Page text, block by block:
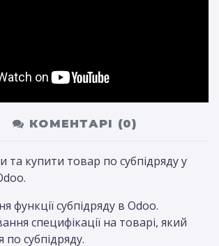
КОМЕНТАРІ (0)
та купити товар по субпідряду у
функції субпідряду в Odoo.
специфікації на товарі, який
по субпідряду.